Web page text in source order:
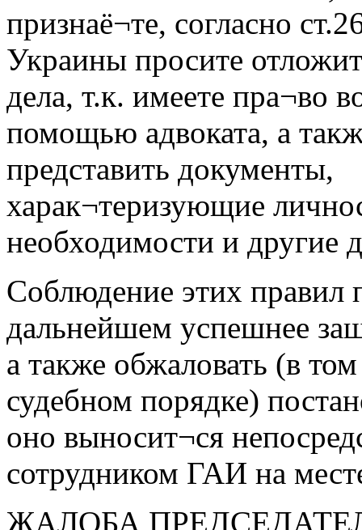
признаё¬те, согласно
Украины просите
дела, т.к. имеете пра¬во
помощью адвоката, а
представить документы,
харак¬теризующие
необходимости и другие
Соблюдение этих правил
дальнейшем успешнее
а также обжаловать (в
судебном порядке)
оно выносит¬ся
сотрудником ГАИ на
ЖАЛОБА